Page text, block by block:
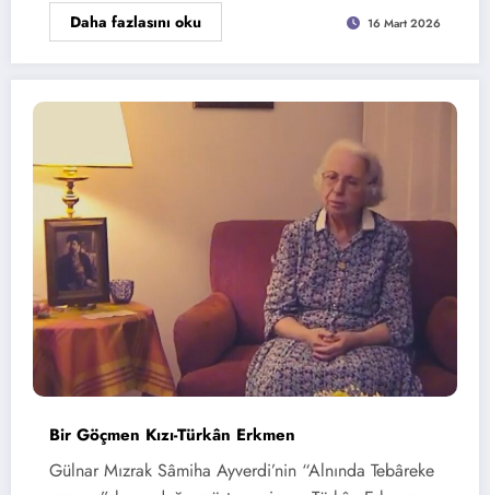
Daha fazlasını oku 16 Mart 2026
Bir Göçmen Kızı-Türkân Erkmen
Gülnar Mızrak Sâmiha Ayverdi’nin “Alnında Tebâreke